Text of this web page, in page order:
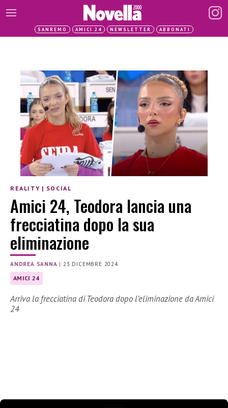
SANREMO AMICI 24 NEWSLETTER ABBONATI
REALITY | SOCIAL
Amici 24, Teodora lancia una
frecciatina dopo la sua
eliminazione
ANDREA SANNA |23 DICEMBRE 2024
AMICI 24
Arriva la frecciatina di Teodora dopo l’eliminazione da Amici
24